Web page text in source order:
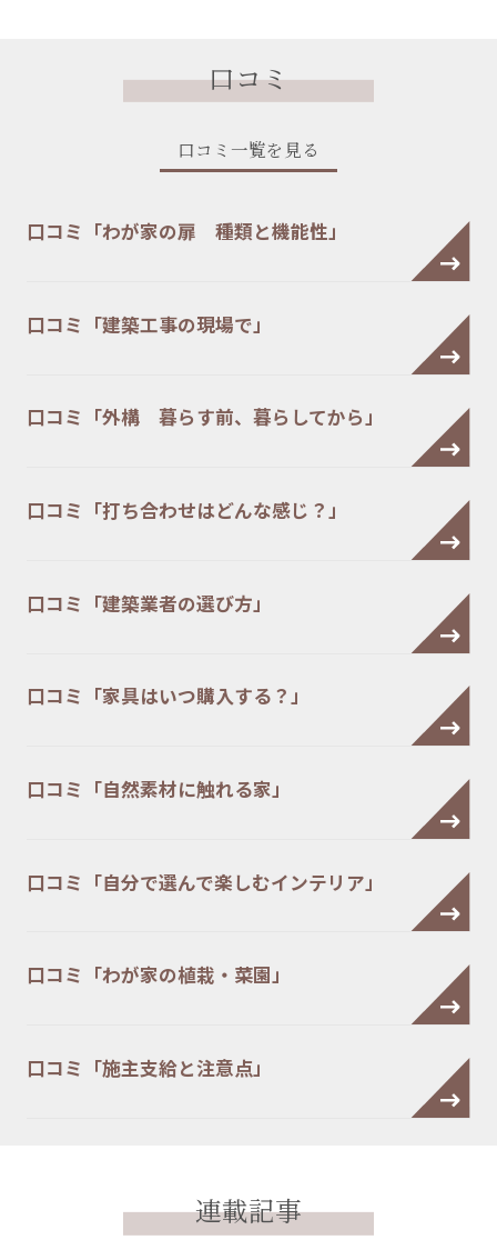
口コミ
口コミ一覧を見る
口コミ「わが家の扉 種類と機能性」
口コミ「建築工事の現場で」
口コミ「外構 暮らす前、暮らしてから」
口コミ「打ち合わせはどんな感じ？」
口コミ「建築業者の選び方」
口コミ「家具はいつ購入する？」
口コミ「自然素材に触れる家」
口コミ「自分で選んで楽しむインテリア」
口コミ「わが家の植栽・菜園」
口コミ「施主支給と注意点」
連載記事